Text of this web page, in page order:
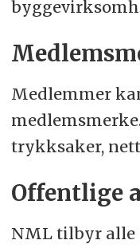
Medlemmer
trykksaker,
Offentlige
NML tilbyr alle